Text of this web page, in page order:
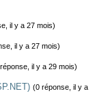
il y a 27 mois)
il y a 27 mois)
il y a 29 mois)
(0 réponse, il y a